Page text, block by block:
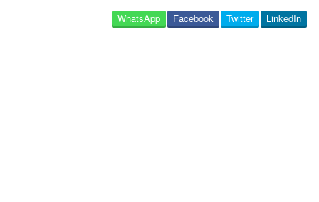
LinkedIn
Twitter
Facebook
WhatsApp